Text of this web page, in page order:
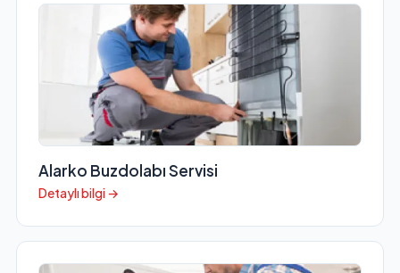
Alarko Buzdolabı Servisi
Detaylı bilgi →